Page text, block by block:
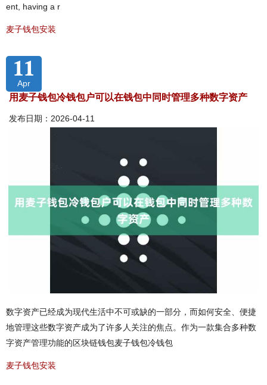
ent, having a r
麦子钱包安装
11
Apr
用麦子钱包冷钱包户可以在钱包中同时管理多种数字资产
发布日期：2026-04-11
数字资产已经成为现代生活中不可或缺的一部分，而如何安全、便捷
地管理这些数字资产成为了许多人关注的焦点。作为一款集合多种数
字资产管理功能的区块链钱包麦子钱包冷钱包
麦子钱包安装